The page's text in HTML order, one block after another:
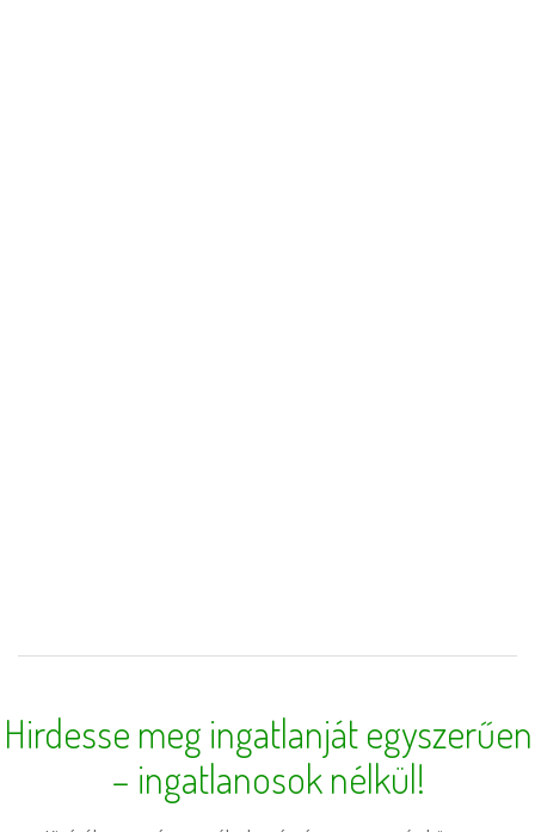
Hirdesse meg ingatlanját egyszerűen
– ingatlanosok nélkül!